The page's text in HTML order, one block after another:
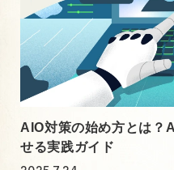
AIO対策の始め方とは？
せる実践ガイド